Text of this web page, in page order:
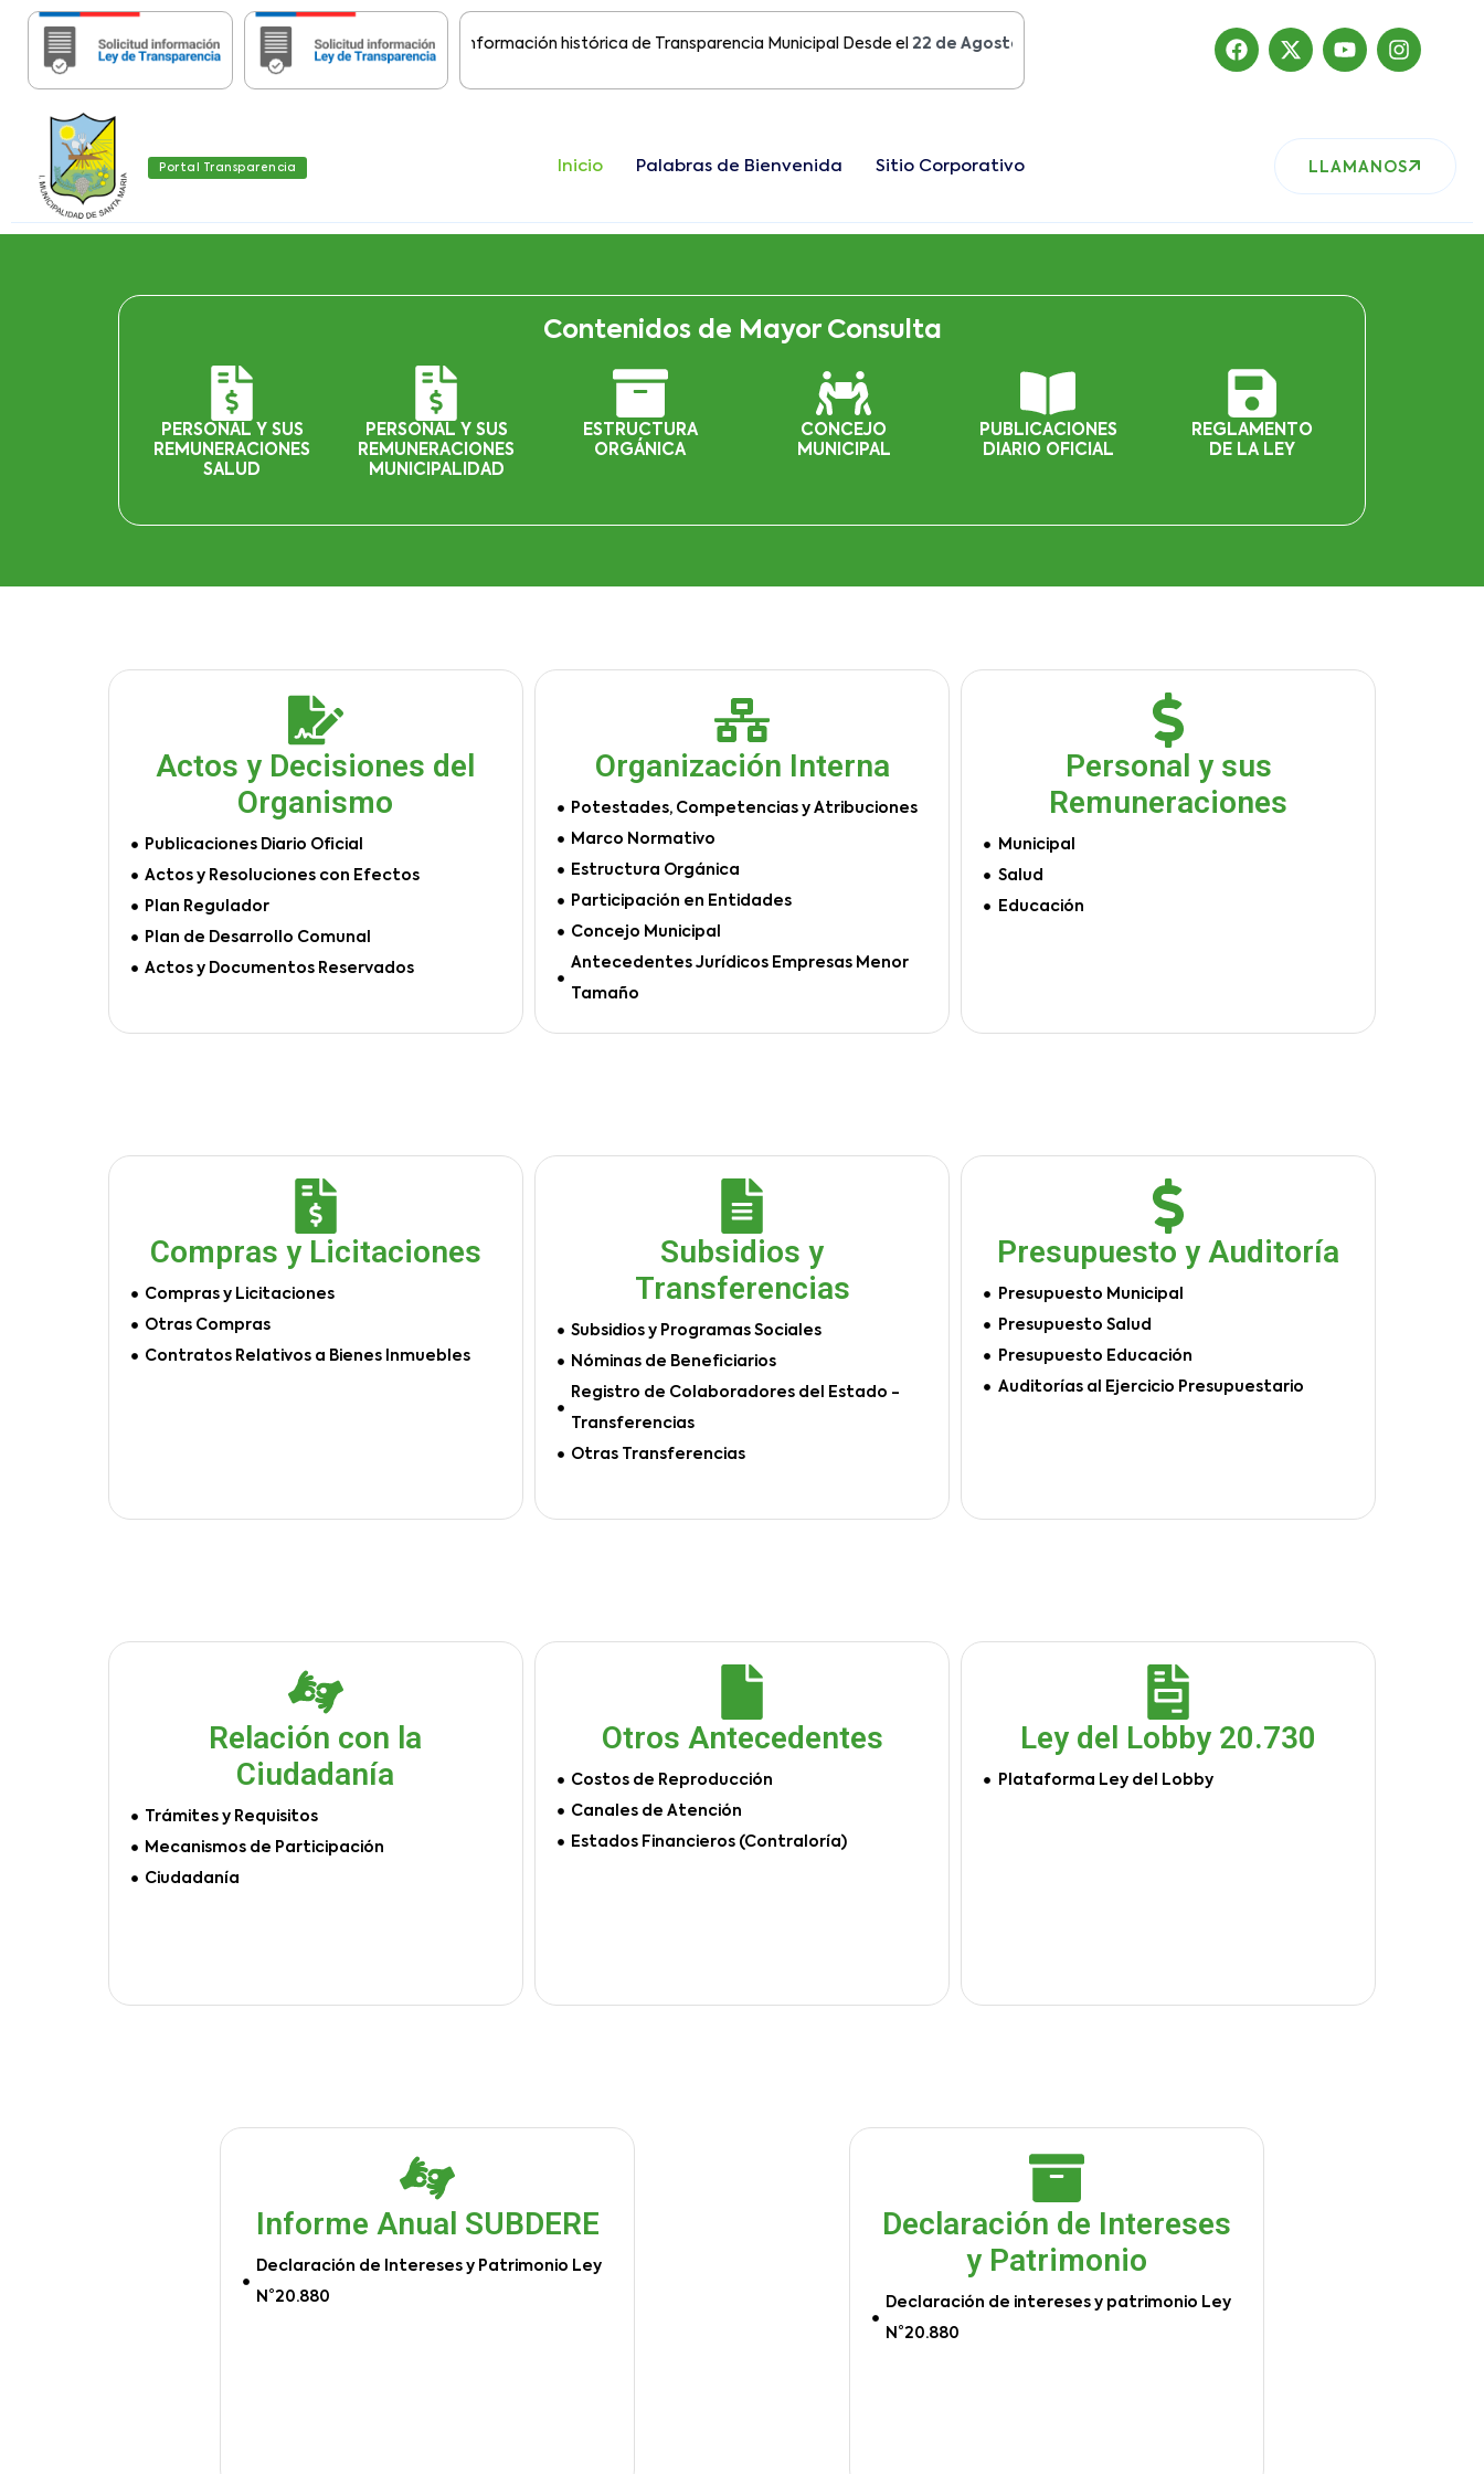
Importante:Estas páginas contienen Información histórica de Transparencia Municipal Desde el22 de Agosto del 2019 , nuestro sitio ha migrado
Portal Transparencia Inicio Palabras de Bienvenida Sitio Corporativo LLAMANOS
Contenidos de Mayor Consulta
PERSONAL Y SUS
REMUNERACIONES
SALUD
PERSONAL Y SUS
REMUNERACIONES
MUNICIPALIDAD
ESTRUCTURA
ORGÁNICA
CONCEJO
MUNICIPAL
PUBLICACIONES
DIARIO OFICIAL
REGLAMENTO
DE LA LEY
Actos y Decisiones del
Organismo
Publicaciones Diario Oficial
Actos y Resoluciones con Efectos
Plan Regulador
Plan de Desarrollo Comunal
Actos y Documentos Reservados
Organización Interna
Potestades, Competencias y Atribuciones
Marco Normativo
Estructura Orgánica
Participación en Entidades
Concejo Municipal
Antecedentes Jurídicos Empresas Menor
Tamaño
Personal y sus
Remuneraciones
Municipal
Salud
Educación
Compras y Licitaciones
Compras y Licitaciones
Otras Compras
Contratos Relativos a Bienes Inmuebles
Subsidios y
Transferencias
Subsidios y Programas Sociales
Nóminas de Beneficiarios
Registro de Colaboradores del Estado -
Transferencias
Otras Transferencias
Presupuesto y Auditoría
Presupuesto Municipal
Presupuesto Salud
Presupuesto Educación
Auditorías al Ejercicio Presupuestario
Relación con la
Ciudadanía
Trámites y Requisitos
Mecanismos de Participación
Ciudadanía
Otros Antecedentes
Costos de Reproducción
Canales de Atención
Estados Financieros (Contraloría)
Ley del Lobby 20.730
Plataforma Ley del Lobby
Informe Anual SUBDERE
Declaración de Intereses y Patrimonio Ley
N°20.880
Declaración de Intereses
y Patrimonio
Declaración de intereses y patrimonio Ley
N°20.880